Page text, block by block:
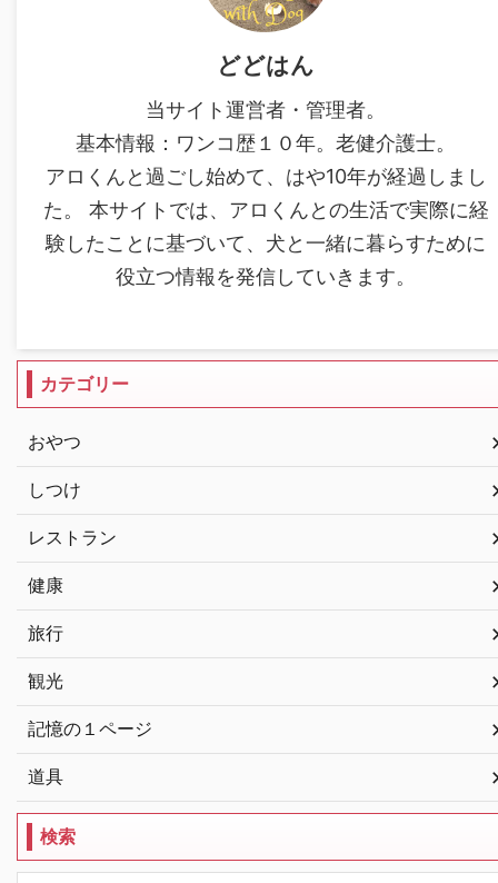
どどはん
当サイト運営者・管理者。
基本情報：ワンコ歴１０年。老健介護士。
アロくんと過ごし始めて、はや10年が経過しまし
た。 本サイトでは、アロくんとの生活で実際に経
験したことに基づいて、犬と一緒に暮らすために
役立つ情報を発信していきます。
カテゴリー
おやつ
しつけ
レストラン
健康
旅行
観光
記憶の１ページ
道具
検索